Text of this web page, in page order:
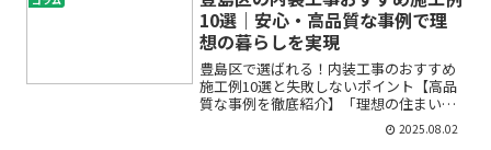
せんか？戸建てのキッチン...
10選｜安心・高品質な事例で理
想の暮らしを実現
豊島区で選ばれる！内装工事のおすすめ
施工例10選と失敗しないポイント【高品
質な事例を徹底紹介】「理想の住まいや
店舗を実現したいけど、どんな内装工事
会社に頼めばいいの？」「実際の施工例
2025.08.02